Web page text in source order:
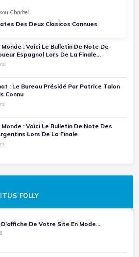
Charbel
Des Deux Clasicos Connues
Monde : Voici Le Bulletin De Note De
Espagnol Lors De La Finale
: Le Bureau Présidé Par Patrice Talon
Connu
Monde : Voici Le Bulletin De Note Des
Lors De La Finale
FOLLY
De Votre Site En Mode...